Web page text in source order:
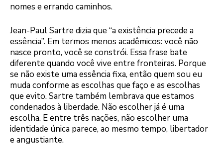
nomes e errando caminhos.
Jean-Paul Sartre dizia que “a existência precede a
essência”. Em termos menos acadêmicos: você não
nasce pronto, você se constrói. Essa frase bate
diferente quando você vive entre fronteiras. Porque
se não existe uma essência fixa, então quem sou eu
muda conforme as escolhas que faço e as escolhas
que evito. Sartre também lembrava que estamos
condenados à liberdade. Não escolher já é uma
escolha. E entre três nações, não escolher uma
identidade única parece, ao mesmo tempo, libertador
e angustiante.